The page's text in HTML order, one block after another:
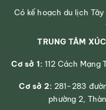
Có kế hoạch du lịch
TRUNG TÂM
Cơ sở 1: 112 Cách Mạng
Cơ sở 2: 281-283
phường 2,